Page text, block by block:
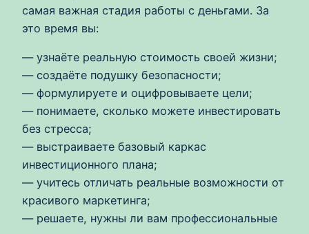
самая важная стадия работы с деньгами. За
это время вы:
— узнаёте реальную стоимость своей жизни;
— создаёте подушку безопасности;
— формулируете и оцифровываете цели;
— понимаете, сколько можете инвестировать
без стресса;
— выстраиваете базовый каркас
инвестиционного плана;
— учитесь отличать реальные возможности от
красивого маркетинга;
— решаете, нужны ли вам профессиональные